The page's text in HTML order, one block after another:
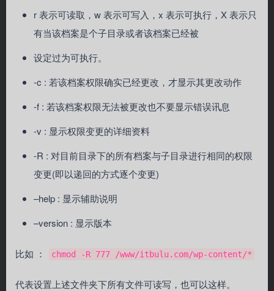
r 表示可读取，w 表示可写入，x 表示可执行，X 表示只
有当该档案是个子目录或者该档案已经被
设定过为可执行。
-c : 若该档案权限确实已经更改，才显示其更改动作
-f : 若该档案权限无法被更改也不要显示错误讯息
-v : 显示权限变更的详细资料
-R : 对目前目录下的所有档案与子目录进行相同的权限
变更(即以递回的方式逐个变更)
–help : 显示辅助说明
–version : 显示版本
比如 ： chmod -R 777 /www/itbulu.com/wp-content/*
代表设置上述文件夹下所有文件可读写，也可以这样。